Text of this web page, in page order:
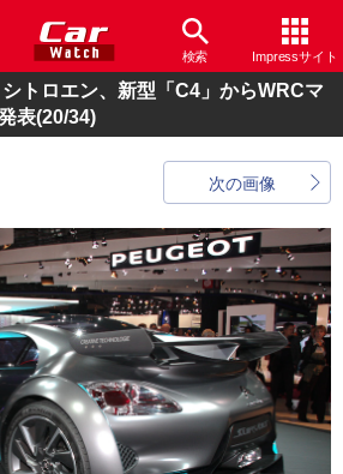
検索 Impressサイト
シトロエン、新型「C4」からWRCマ
表(20/34)
次の画像